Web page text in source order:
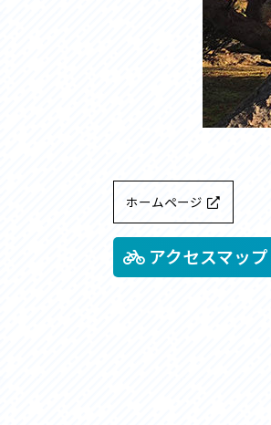
台湾「大東北角観光圏」と
旧筑波鉄道を廻る旅
ホームページ
アクセスマップ